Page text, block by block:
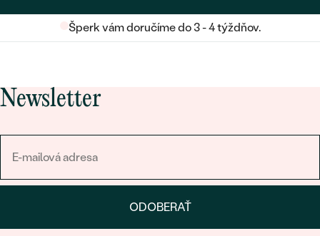
Šperk vám doručíme do 3 - 4 týždňov.
Newsletter
ODOBERAŤ